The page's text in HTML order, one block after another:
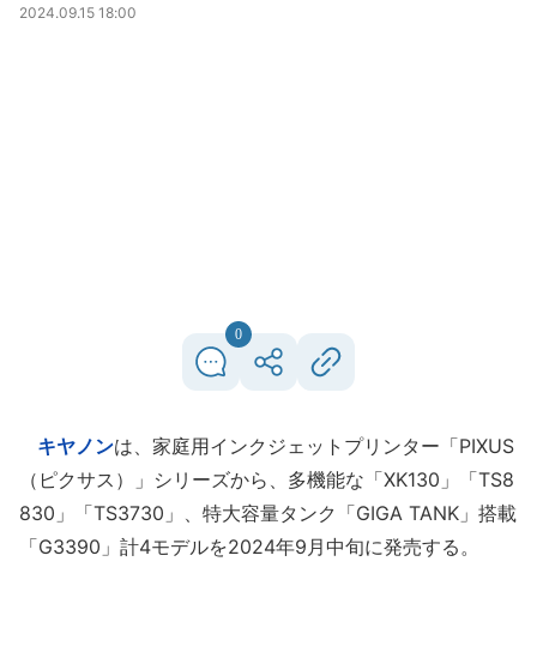
2024.09.15 18:00
0
キヤノンは、家庭用インクジェットプリンター「PIXUS
（ピクサス）」シリーズから、多機能な「XK130」「TS8
830」「TS3730」、特大容量タンク「GIGA TANK」搭載
「G3390」計4モデルを2024年9月中旬に発売する。